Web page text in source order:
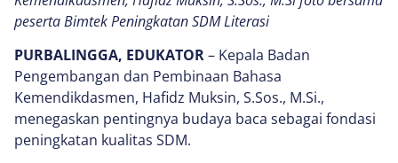
peserta Bimtek Peningkatan SDM Literasi
PURBALINGGA, EDUKATOR– Kepala Badan
Pengembangan dan Pembinaan Bahasa
Kemendikdasmen, Hafidz Muksin, S.Sos., M.Si.,
menegaskan pentingnya budaya baca sebagai fondasi
peningkatan kualitas SDM.